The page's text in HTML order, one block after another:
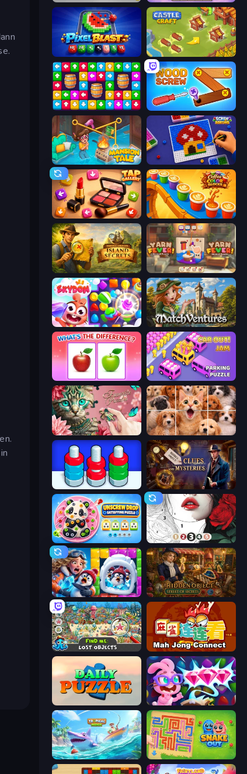
Pixel Blast Castle Craft
Tap Away Story Wood Screw: Bolts Puzzle
Mansion Tale: Merge Secrets Screw Sorting
Tap Gallery Coffee Color Blocks
Hidden Objects: Island Secrets Yarn Fever! Unravel Puzzle
Skydom MatchVentures
What's The Difference? Car OUT! Jam Parking Puzzle
Favorite Puzzles Jigpic Solitaire
Hidden Object: Clues and Mysteries
Unscrew Drop: Satisfying Puzzle Numicolor
Captain Blast Hidden Object: Street Of Secrets
Find Me: Lost Objects Mahjong Connect (Legacy)
Skydom: Reforged
Tropical Merge Snake Out: Maze Escape